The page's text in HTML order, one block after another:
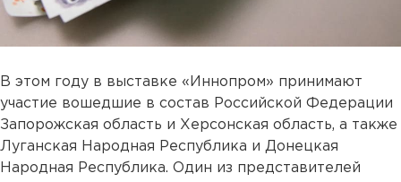
В этом году в выставке «Иннопром» принимают
участие вошедшие в состав Российской Федерации
Запорожская область и Херсонская область, а также
Луганская Народная Республика и Донецкая
Народная Республика. Один из представителей